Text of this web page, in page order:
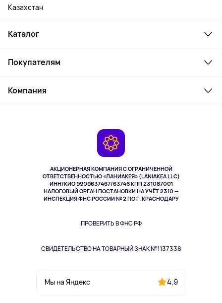
АКЦИОНЕРНАЯ КОМПАНИЯ С ОГРАНИЧЕННОЙ
ОТВЕТСТВЕННОСТЬЮ «ЛАНИАКЕЯ» (LANIAKEA LLC)
ИНН/КИО 9909637467/63746 КПП 231087001
НАЛОГОВЫЙ ОРГАН ПОСТАНОВКИ НА УЧЁТ 2310 —
ИНСПЕКЦИЯ ФНС РОССИИ № 2 ПО Г. КРАСНОДАРУ
ПРОВЕРИТЬ В ФНС РФ
СВИДЕТЕЛЬСТВО НА ТОВАРНЫЙ ЗНАК №1137338
Мы на Яндекс 4,9
Казахстан
Каталог
Ноутбуки, мониторы, VR
Косметика и уход
Здоровье питомцев
Одежда и аксессуары
Покупателям
Как заказать
Компания